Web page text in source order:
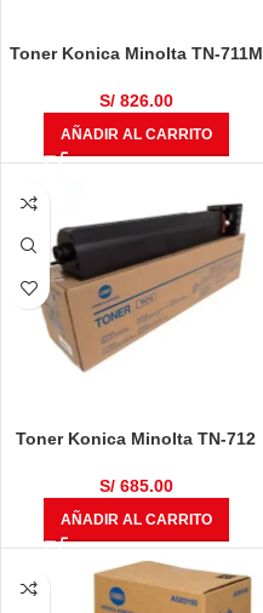
Toner Konica Minolta TN-711M
C754, C754e
S/826.00
AÑADIR AL CARRITO
Toner Konica Minolta TN-712
,754e
S/685.00
AÑADIR AL CARRITO